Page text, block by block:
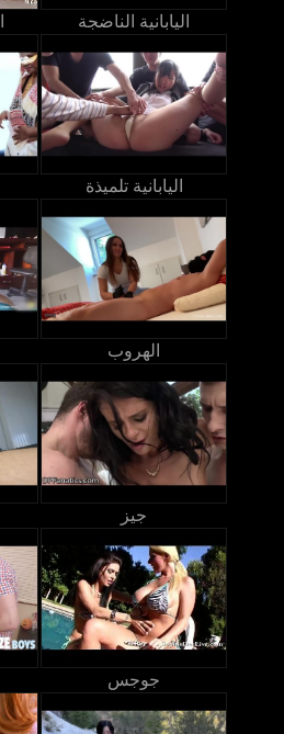
اليابانية الناضجة
اليابانية تلميذة
الهروب
جيز
جوجس